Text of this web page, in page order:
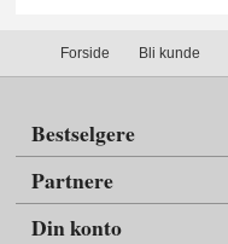
Forside Bli kunde
Bestselgere
Partnere
Din konto